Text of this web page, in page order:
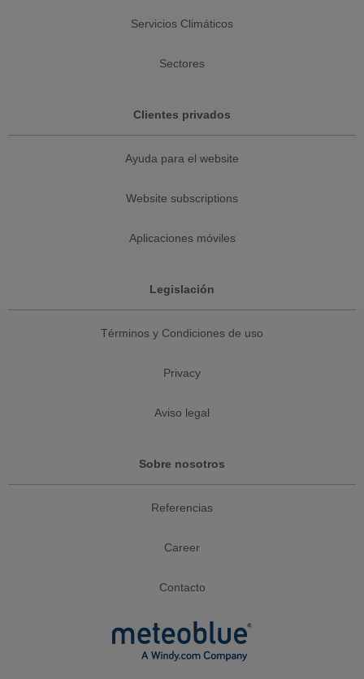
Servicios Climáticos
Sectores
Clientes privados
Ayuda para el website
Website subscriptions
Aplicaciones móviles
Legislación
Términos y Condiciones de uso
Privacy
Aviso legal
Sobre nosotros
Referencias
Career
Contacto